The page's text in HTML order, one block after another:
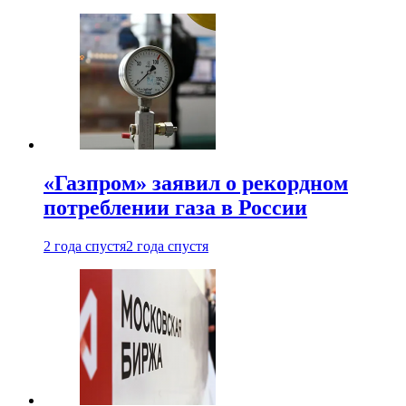
«Газпром» заявил о рекордном
потреблении газа в России
2 года спустя2 года спустя